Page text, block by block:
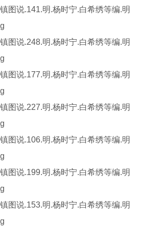
说.141.明.杨时宁.白希绣等编.明
说.248.明.杨时宁.白希绣等编.明
说.177.明.杨时宁.白希绣等编.明
说.227.明.杨时宁.白希绣等编.明
说.106.明.杨时宁.白希绣等编.明
说.199.明.杨时宁.白希绣等编.明
说.153.明.杨时宁.白希绣等编.明